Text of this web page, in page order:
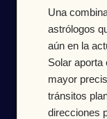
Una
astrólogos
aún en la
Solar aporta
mayor
tránsitos
direcciones